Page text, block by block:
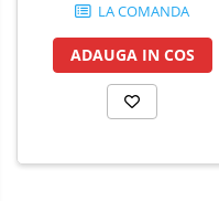
LA COMANDA
ADAUGA IN COS